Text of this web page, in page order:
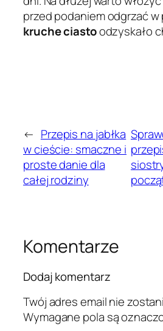
przed podaniem odgrzać w
kruche ciastoodzyskało
← Przepis na jabłka
w cieście: smaczne i
proste danie dla
całej rodziny
Komentarze
Dodaj komentarz
Twój adres email nie
Wymagane pola są